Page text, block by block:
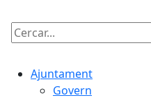
Cercar:
Ajuntament
Govern